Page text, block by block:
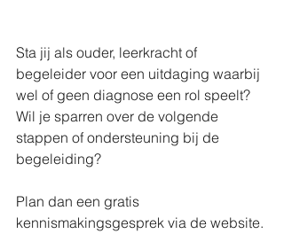
Sta jij als ouder, leerkracht of
begeleider voor een uitdaging waarbij
wel of geen diagnose een rol speelt?
Wil je sparren over de volgende
stappen of ondersteuning bij de
begeleiding?
Plan dan een gratis
kennismakingsgesprek via de website.